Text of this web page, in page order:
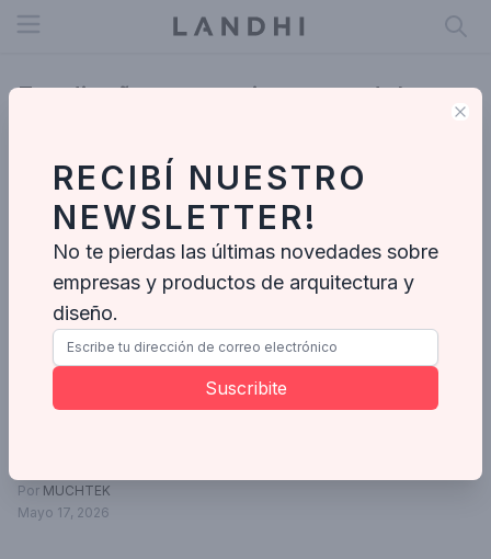
Open menu
Ecodiseño en arquitectura: del
Por MUCHTEK
Mayo 17, 2026
RECIBÍ NUESTRO
NEWSLETTER!
No te pierdas las últimas novedades sobre
empresas y productos de arquitectura y
diseño.
Suscribite